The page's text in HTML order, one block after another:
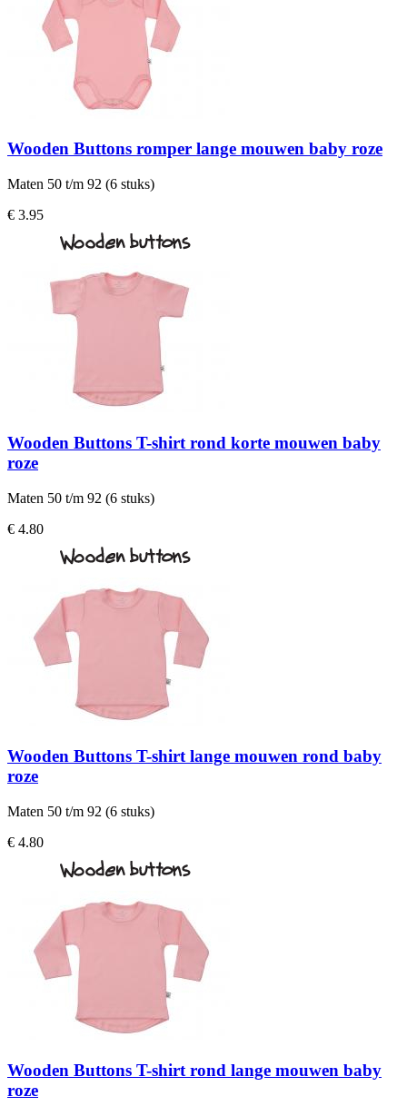
Wooden Buttons romper lange mouwen baby roze
Maten 50 t/m 92 (6 stuks)
€ 3.95
Wooden Buttons T-shirt rond korte mouwen baby
roze
Maten 50 t/m 92 (6 stuks)
€ 4.80
Wooden Buttons T-shirt lange mouwen rond baby
roze
Maten 50 t/m 92 (6 stuks)
€ 4.80
Wooden Buttons T-shirt rond lange mouwen baby
roze